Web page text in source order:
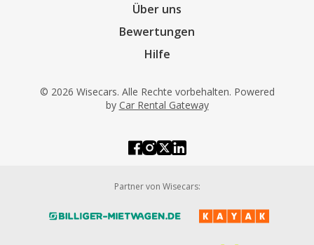
Über uns
Bewertungen
Hilfe
© 2026 Wisecars. Alle Rechte vorbehalten. Powered
by Car Rental Gateway
Partner von Wisecars: